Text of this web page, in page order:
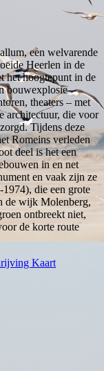
een welvarende
Heerlen in de
het hoogtepunt in de
bouwexplosie –
theaters – met
architectuur, die voor
Tijdens deze
Romeins verleden
deel is het een
in en net
en vaak zijn ze
die een grote
de wijk Molenberg,
ontbreekt niet,
de korte route
Kaart